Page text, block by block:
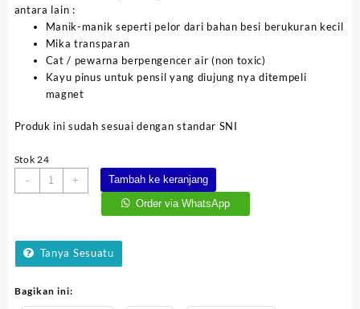
antara lain :
Manik-manik seperti pelor dari bahan besi berukuran kecil
Mika transparan
Cat / pewarna berpengencer air (non toxic)
Kayu pinus untuk pensil yang diujung nya ditempeli
magnet
Produk ini sudah sesuai dengan standar SNI
Stok 24
-
Kuantitas
Maze
+
Tambah ke keranjang
Order via WhatsApp
Tanya Sesuatu
Bagikan ini: